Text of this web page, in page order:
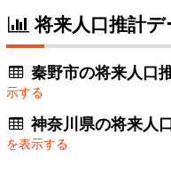
将来人口推計デ
秦野市の将来人口
示する
神奈川県の将来人
を表示する